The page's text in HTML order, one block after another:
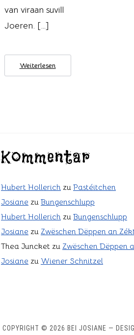
van viraan suvill
Joeren. […]
Weiterlesen
Kommentar
Hubert Hollerich zu Pastéitchen
Josiane zu Bungenschlupp
Hubert Hollerich zu Bungenschlupp
Josiane zu Zwëschen Dëppen an
Thea Juncket zu Zwëschen Dëppen
Josiane zu Wiener Schnitzel
COPYRIGHT © 2026 BEI JOSIANE —